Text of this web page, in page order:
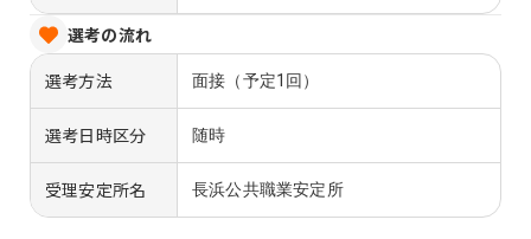
選考の流れ
選考方法
面接（予定1回）
選考日時区分 随時
受理安定所名 長浜公共職業安定所